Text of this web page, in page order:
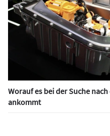
Worauf es bei der Suche
ankommt